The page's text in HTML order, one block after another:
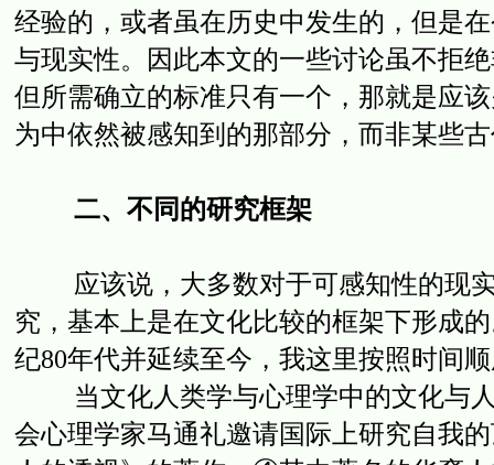
经验的，或者虽在历史中发生的，但是
与现实性。因此本文的一些讨论虽不拒
但所需确立的标准只有一个，那就是应
为中依然被感知到的那部分，而非某些
二、不同的研究框架
应该说，大多数对于可感知性的现实
究，基本上是在文化比较的框架下形成
纪80年代并延续至今，我这里按照时间
当文化人类学与心理学中的文化与人
会心理学家马通礼邀请国际上研究自我